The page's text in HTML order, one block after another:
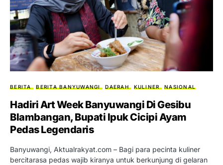
BERITA BERITA BANYUWANGI DAERAH KULINER NASIONAL
Hadiri Art Week Banyuwangi Di Gesibu
Blambangan, Bupati Ipuk Cicipi Ayam
Pedas Legendaris
Banyuwangi, Aktualrakyat.com – Bagi para pecinta kuliner
bercitarasa pedas wajib kiranya untuk berkunjung di gelaran